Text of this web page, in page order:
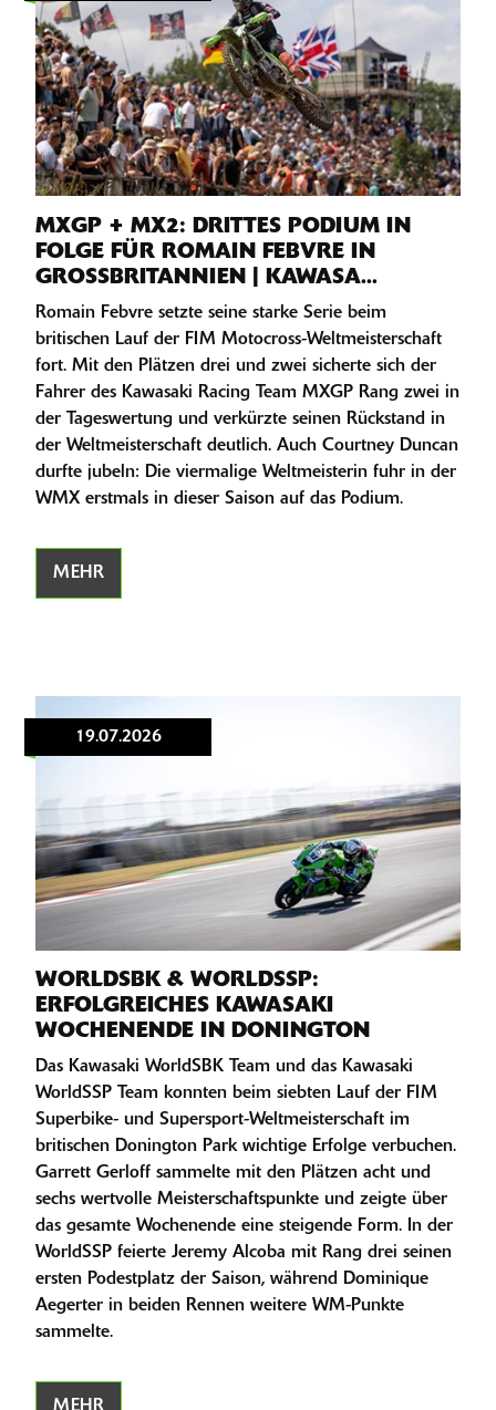
MXGP + MX2: DRITTES PODIUM IN
FOLGE FÜR ROMAIN FEBVRE IN
GROSSBRITANNIEN | KAWASA...
Romain Febvre setzte seine starke Serie beim
britischen Lauf der FIM Motocross-Weltmeisterschaft
fort. Mit den Plätzen drei und zwei sicherte sich der
Fahrer des Kawasaki Racing Team MXGP Rang zwei in
der Tageswertung und verkürzte seinen Rückstand in
der Weltmeisterschaft deutlich. Auch Courtney Duncan
durfte jubeln: Die viermalige Weltmeisterin fuhr in der
WMX erstmals in dieser Saison auf das Podium.
MEHR
19.07.2026
WORLDSBK & WORLDSSP:
ERFOLGREICHES KAWASAKI
WOCHENENDE IN DONINGTON
Das Kawasaki WorldSBK Team und das Kawasaki
WorldSSP Team konnten beim siebten Lauf der FIM
Superbike- und Supersport-Weltmeisterschaft im
britischen Donington Park wichtige Erfolge verbuchen.
Garrett Gerloff sammelte mit den Plätzen acht und
sechs wertvolle Meisterschaftspunkte und zeigte über
das gesamte Wochenende eine steigende Form. In der
WorldSSP feierte Jeremy Alcoba mit Rang drei seinen
ersten Podestplatz der Saison, während Dominique
Aegerter in beiden Rennen weitere WM-Punkte
sammelte.